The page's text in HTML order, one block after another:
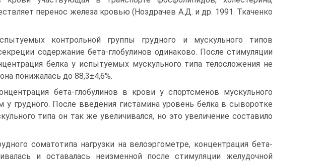
перенос железа кровью (Ноздрачев А.Д. и др. 1991. Ткаченко
контрольной группы грудного и мускульного типов
содержание бета-глобулинов одинаково. После стимуляции
белка у испытуемых мускульного типа телосложения не
понижалась до 88,3±4,6%.
бета-гло­булинов в крови у спортсменов мускульного
грудного. После введения гиста­мина уровень белка в сыворотке
типа он так же увеличивался, но это увеличение составило
соматотипа нагрузки на велоэргометре, концентрация бета-
и оставалась неизменной после сти­муляции желудочной